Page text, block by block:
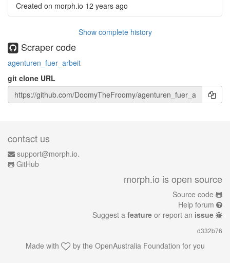
Created on morph.io 12 years ago
Show complete history
Scraper code
agenturen_fuer_arbeit
git clone URL
contact us
support@morph.io.
GitHub
morph.io is open source
Source code
Help forum
Suggest a feature or report an issue
d332b76
Made with by the OpenAustralia Foundation for you